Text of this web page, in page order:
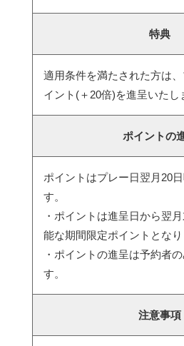
特典
適用条件を満たされた方は
イント(＋20倍)を進呈いたし
ポイントの
ポイントはプレー日翌月20
す。
・ポイントは進呈日から翌
能な期間限定ポイントとなり
・ポイントの進呈は予約者
す。
注意事項